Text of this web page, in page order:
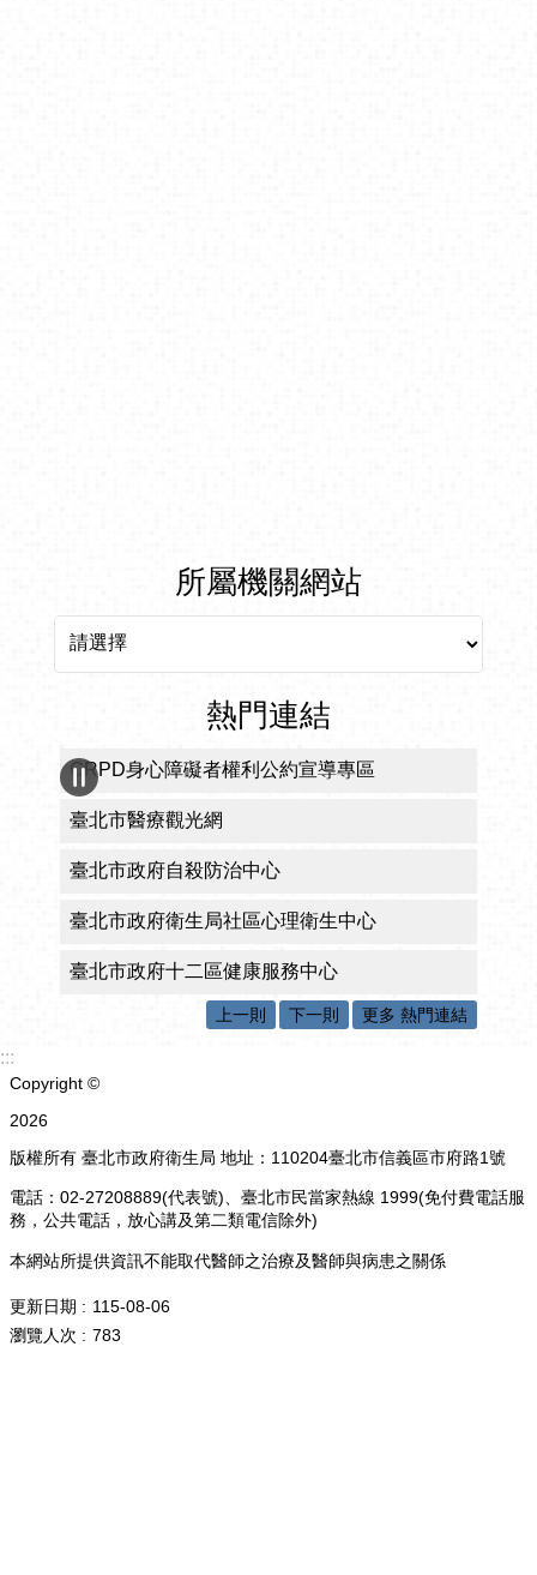
所屬機關網站
熱門連結
CRPD身心障礙者權利公約宣導專區
臺北市醫療觀光網
臺北市政府自殺防治中心
臺北市政府衛生局社區心理衛生中心
臺北市政府十二區健康服務中心
上一則 下一則 更多 熱門連結
:::
Copyright ©
2026
版權所有 臺北市政府衛生局 地址：110204臺北市信義區市府路1號
電話：02-27208889(代表號)、臺北市民當家熱線 1999(免付費電話服
務，公共電話，放心講及第二類電信除外)
本網站所提供資訊不能取代醫師之治療及醫師與病患之關係
更新日期
115-08-06
瀏覽人次
783